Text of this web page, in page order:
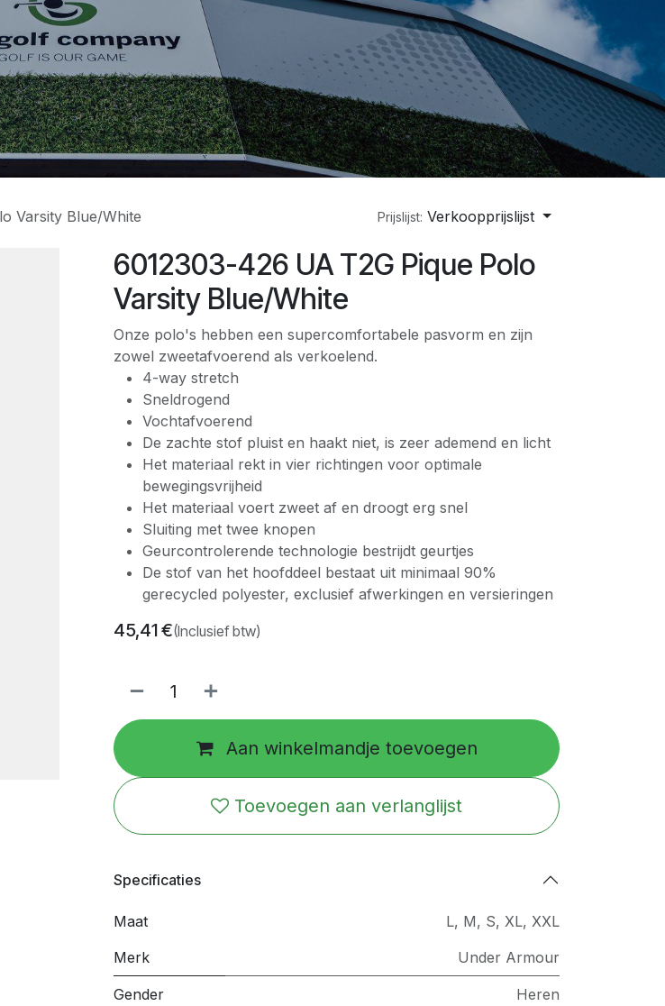
Varsity Blue/White Prijslijst: Verkoopprijslijst
6012303-426 UA T2G Pique Polo
Varsity Blue/White
Onze polo's hebben een supercomfortabele pasvorm en zijn
zowel zweetafvoerend als verkoelend.
4-way stretch
Sneldrogend
Vochtafvoerend
De zachte stof pluist en haakt niet, is zeer ademend en licht
Het materiaal rekt in vier richtingen voor optimale
bewegingsvrijheid
Het materiaal voert zweet af en droogt erg snel
Sluiting met twee knopen
Geurcontrolerende technologie bestrijdt geurtjes
De stof van het hoofddeel bestaat uit minimaal 90%
gerecycled polyester, exclusief afwerkingen en versieringen
45,41€(Inclusief btw)
Aan winkelmandje toevoegen
Toevoegen aan verlanglijst
Specificaties
Maat L, M, S, XL, XXL
Merk
Under Armour
Gender Heren